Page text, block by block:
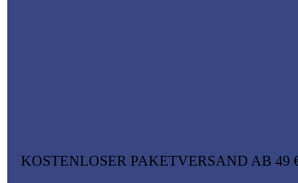
KOSTENLOSER PAKETVERSAND AB 49